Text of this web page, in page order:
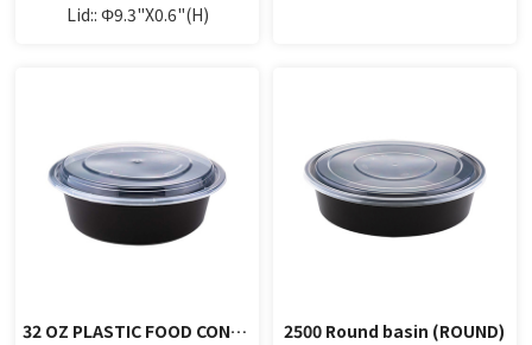
Lid:: Φ9.3"X0.6"(H)
32 OZ PLASTIC FOOD CONTAINER WITH LID (ROUND)
2500 Round basin (ROUND)